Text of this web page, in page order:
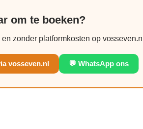
om te boeken?
zonder platformkosten op
vosseven.nl 💬 WhatsApp ons